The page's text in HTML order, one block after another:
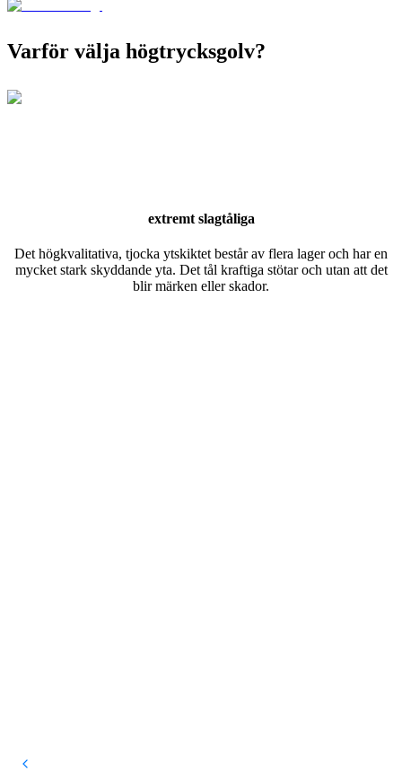
Varför välja högtrycksgolv?
extremt slagtåliga
Det högkvalitativa, tjocka ytskiktet består av flera lager och har en
mycket stark skyddande yta. Det tål kraftiga stötar och utan att det
blir märken eller skador.